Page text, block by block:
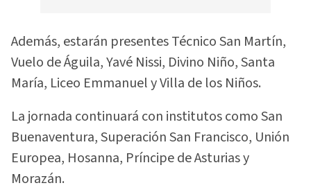
Además, estarán presentes Técnico San Martín,
Vuelo de Águila, Yavé Nissi, Divino Niño, Santa
María, Liceo Emmanuel y Villa de los Niños.
La jornada continuará con institutos como San
Buenaventura, Superación San Francisco, Unión
Europea, Hosanna, Príncipe de Asturias y
Morazán.